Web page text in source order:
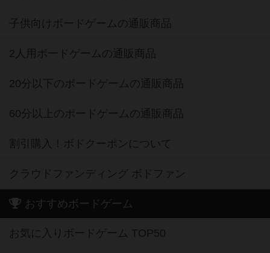
子供向けボードゲームの通販商品
2人用ボードゲームの通販商品
20分以下のボードゲームの通販商品
60分以上のボードゲームの通販商品
割引購入！ボドクーポンについて
クラウドファンディング ボドファン
おすすめボードゲーム
お気に入りボードゲーム TOP50